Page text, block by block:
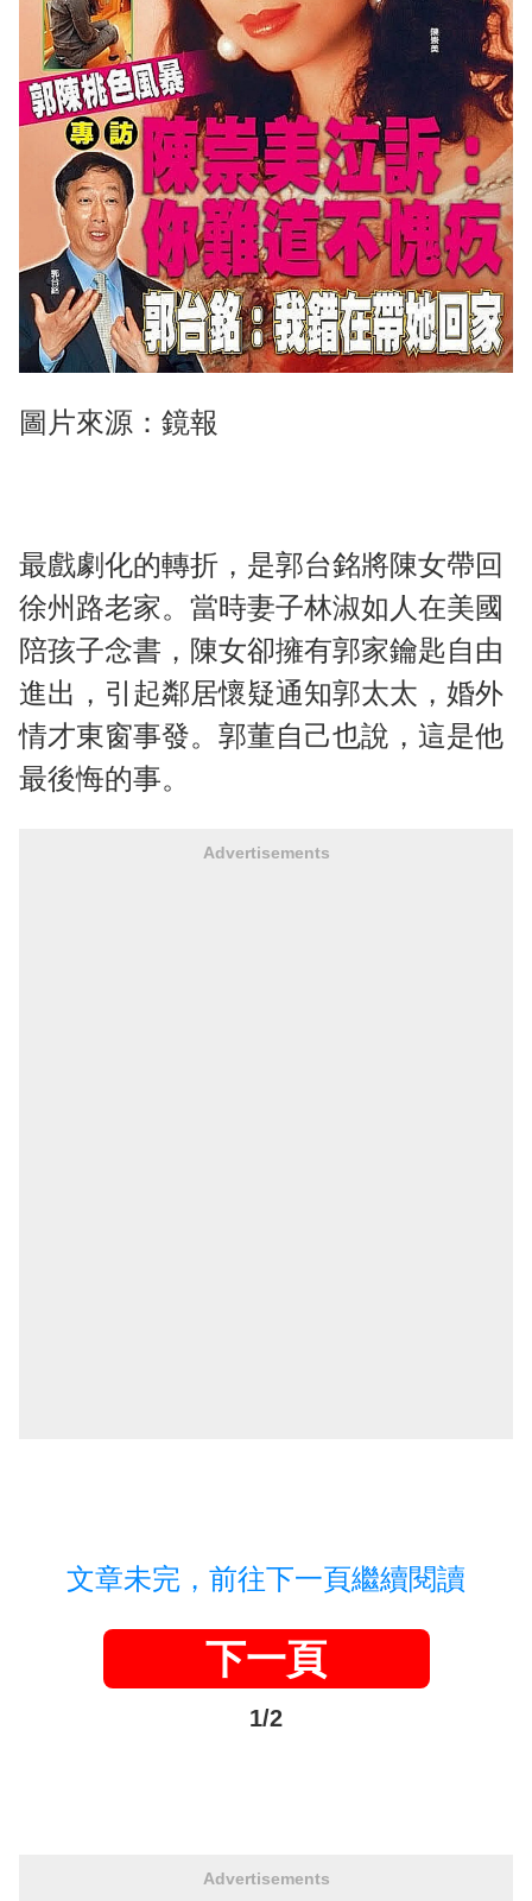
圖片來源：鏡報
最戲劇化的轉折，是郭台銘將陳女帶回
徐州路老家。當時妻子林淑如人在美國
陪孩子念書，陳女卻擁有郭家鑰匙自由
進出，引起鄰居懷疑通知郭太太，婚外
情才東窗事發。郭董自己也說，這是他
最後悔的事。
Advertisements
文章未完，前往下一頁繼續閱讀
下一頁
1/2
Advertisements